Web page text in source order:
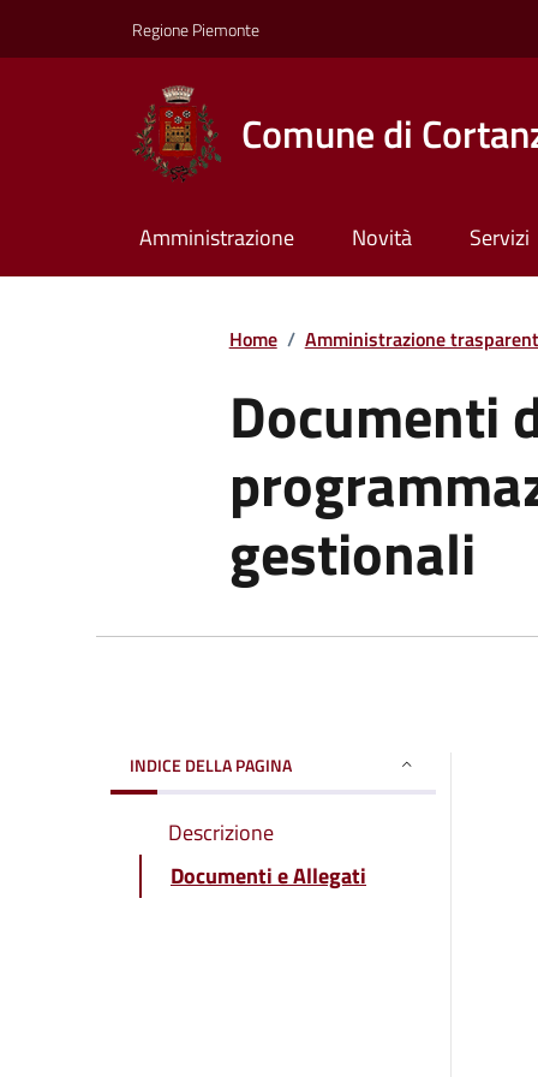
Regione Piemonte
Comune di
Amministrazione Novità Servizi
Home / Amministrazione
Documenti
gestionali
INDICE DELLA PAGINA
Descrizione
Documenti e Allegati